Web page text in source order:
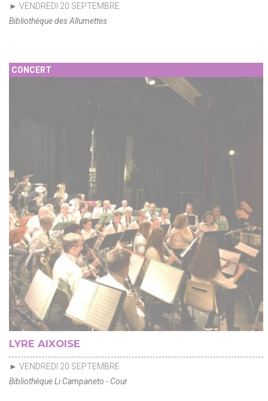
► VENDREDI 20 SEPTEMBRE
Bibliothèque des Allumettes
CONCERT
LYRE AIXOISE
► VENDREDI 20 SEPTEMBRE
Bibliothèque Li Campaneto - Cour